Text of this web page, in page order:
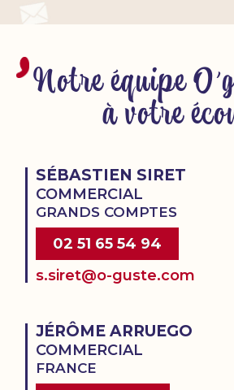
Notre équipe
à votre
SÉBASTIEN SIRET
COMMERCIAL
GRANDS COMPTES
02 51 65 54 94
s.siret@o-guste.com
JÉRÔME ARRUEGO
COMMERCIAL
FRANCE